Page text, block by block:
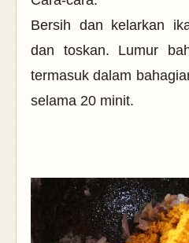
Bersih dan kelarkan
dan toskan. Lumur
termasuk dalam
selama 20 minit.